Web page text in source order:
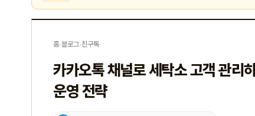
홈›블로그›친구톡
카카오톡 채널로 세탁소 고객 관리
운영 전략